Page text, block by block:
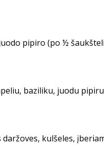
pipiro (po ½
baziliku, juodu
kulšeles,